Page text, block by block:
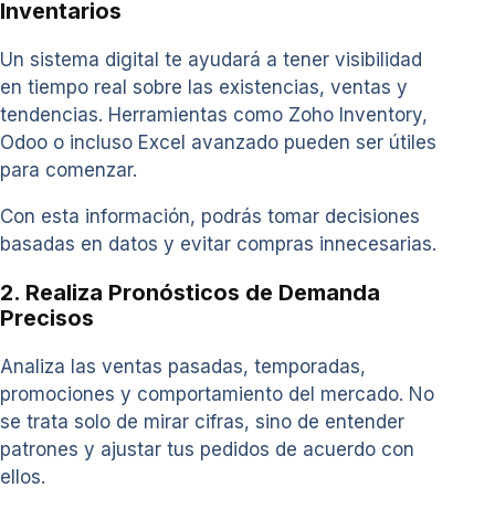
Inventarios
Un sistema digital te ayudará a tener visibilidad
en tiempo real sobre las existencias, ventas y
tendencias. Herramientas como Zoho Inventory,
Odoo o incluso Excel avanzado pueden ser útiles
para comenzar.
Con esta información, podrás tomar decisiones
basadas en datos y evitar compras innecesarias.
2. Realiza Pronósticos de Demanda
Precisos
Analiza las ventas pasadas, temporadas,
promociones y comportamiento del mercado. No
se trata solo de mirar cifras, sino de entender
patrones y ajustar tus pedidos de acuerdo con
ellos.